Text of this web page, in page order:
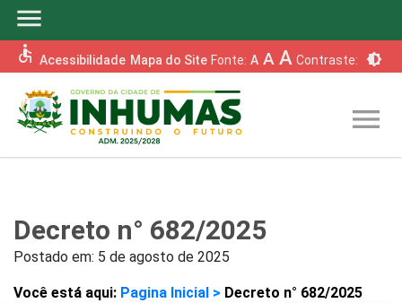
menu
accessible Acessibilidade Mapa do Site Fonte: A A A Contraste: brightness_6
menu
Decreto n° 682/2025
Postado em: 5 de agosto de 2025
Você está aqui: Pagina Inicial > Decreto n° 682/2025